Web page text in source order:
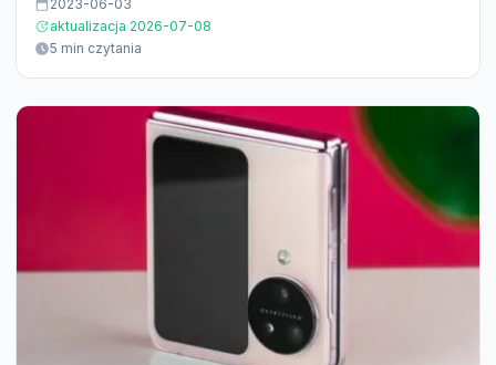
2023-06-03
aktualizacja 2026-07-08
5 min czytania